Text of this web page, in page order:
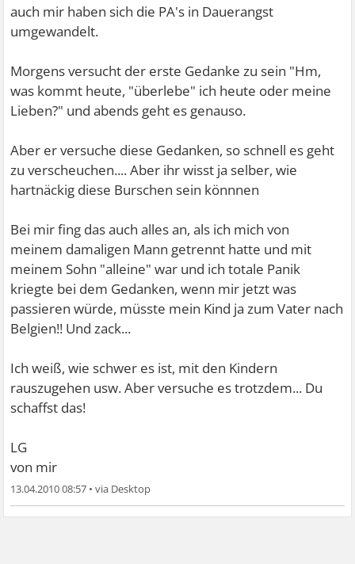
auch mir haben sich die PA's in Dauerangst
umgewandelt.
Morgens versucht der erste Gedanke zu sein "Hm,
was kommt heute, "überlebe" ich heute oder meine
Lieben?" und abends geht es genauso.
Aber er versuche diese Gedanken, so schnell es geht
zu verscheuchen.... Aber ihr wisst ja selber, wie
hartnäckig diese Burschen sein könnnen
Bei mir fing das auch alles an, als ich mich von
meinem damaligen Mann getrennt hatte und mit
meinem Sohn "alleine" war und ich totale Panik
kriegte bei dem Gedanken, wenn mir jetzt was
passieren würde, müsste mein Kind ja zum Vater nach
Belgien!! Und zack...
Ich weiß, wie schwer es ist, mit den Kindern
rauszugehen usw. Aber versuche es trotzdem... Du
schaffst das!
LG
von mir
13.04.2010 08:57 •